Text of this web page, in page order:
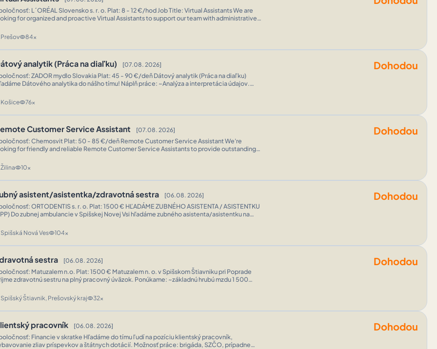
nezabudnite priložiť 3-4 kvalitné screenshoty z vášho CRM systému – vizuálna
"Dashboardu" predáva najrýchlejšie.
L´ORÉAL Slovensko s. r. o. Plat: 8 - 12 €/hod Job Title: Virtual Assistants We are
for organized and proactive Virtual Assistants to support our team with administrative
day operations. The ideal candidate is detail-oriented...
Prešovvisibility84x
analytik (Práca na diaľku) [07.08. 2026] Dohodou
ZADOR mydlo Slovakia Plat: 45 - 90 €/deň Dátový analytik (Práca na diaľku)
Dátového analytika do nášho tímu! Náplň práce: ~Analýza a interpretácia údajov.
Košicevisibility76x
Customer Service Assistant [07.08. 2026] Dohodou
Chemosvit Plat: 50 - 85 €/deň Remote Customer Service Assistant We're
for friendly and reliable Remote Customer Service Assistants to provide outstanding
enjoy helping people, we'd love to hear from...
Žilinavisibility10x
asistent/asistentka/zdravotná sestra [06.08. 2026] Dohodou
ORTODENTIS s. r. o. Plat: 1500 € HĽADÁME ZUBNÉHO ASISTENTA / ASISTENTKU
Novej Vsi hľadáme zubného asistenta/asistentku na
práca pri stomatologických výkonoch. ...
Spišská Nová Vesvisibility104x
sestra [06.08. 2026] Dohodou
Matuzalem n.o. Plat: 1500 € Matuzalem n. o. v Spišskom Štiavniku pri Poprade
zdravotnú sestru na plný pracovný úväzok. Ponúkame: ~základnú hrubú mzdu 1 500
kolektív V prípade záujmu nás kontaktujte...
Spišský Štiavnik, Prešovský krajvisibility32x
pracovník [06.08. 2026] Dohodou
Financie v skratke Hľadáme do tímu ľudí na pozíciu klientský pracovník,
zliav príspevkov a štátnych dotácií. Možnosť práce: brigáda, SZČO, prípadne